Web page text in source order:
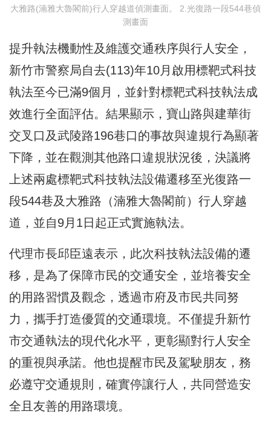
大雅路(湳雅大魯閣前)行人穿越道偵測畫面。 2.光復路一段544巷偵
測畫面
提升執法機動性及維護交通秩序與行人安全，
新竹市警察局自去(113)年10月啟用標靶式科技
執法至今已滿9個月，並針對標靶式科技執法成
效進行全面評估。結果顯示，寶山路與建華街
交叉口及武陵路196巷口的事故與違規行為顯著
下降，並在觀測其他路口違規狀況後，決議將
上述兩處標靶式科技執法設備遷移至光復路一
段544巷及大雅路（湳雅大魯閣前）行人穿越
道，並自9月1日起正式實施執法。
代理市長邱臣遠表示，此次科技執法設備的遷
移，是為了保障市民的交通安全，並培養安全
的用路習慣及觀念，透過市府及市民共同努
力，攜手打造優質的交通環境。不僅提升新竹
市交通執法的現代化水平，更彰顯對行人安全
的重視與承諾。他也提醒市民及駕駛朋友，務
必遵守交通規則，確實停讓行人，共同營造安
全且友善的用路環境。